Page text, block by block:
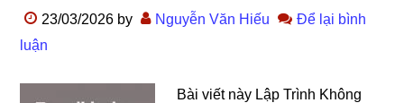
23/03/2026 by Nguyễn Văn Hiếu
Để lại bình
luận
Bài viết này Lập Trình Không